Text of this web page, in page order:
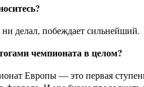
делал, побеждает сильнейший.
чемпионата в целом?
Европы — это первая